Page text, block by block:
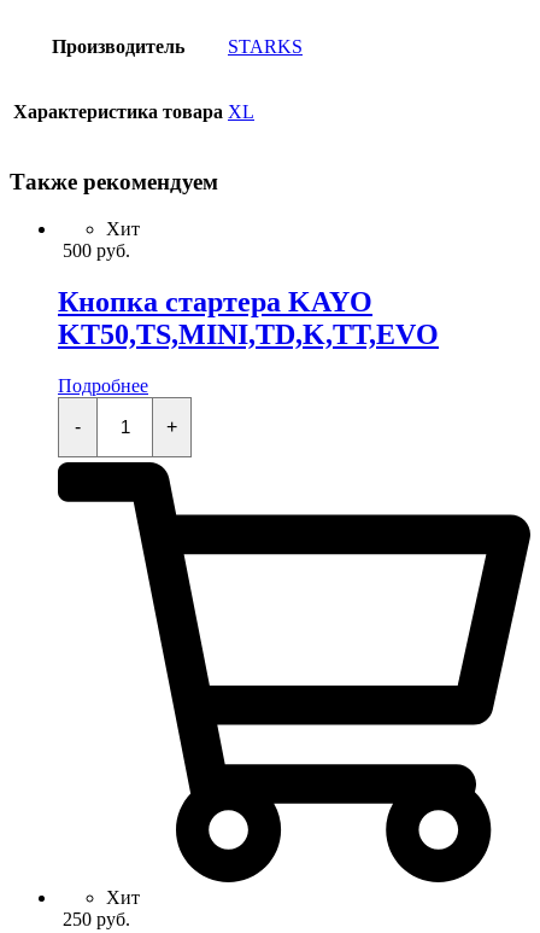
Производитель STARKS
Характеристика товара XL
Также рекомендуем
Хит
500 руб.
Кнопка стартера KAYO
KT50,TS,MINI,TD,K,TT,EVO
Подробнее
-
стартера
KT50,TS,MINI,TD,K,TT,EVO
+
Хит
250 руб.